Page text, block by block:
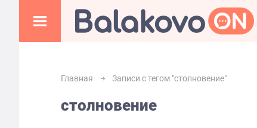
Главная Записи с тегом "столновение"
столновение